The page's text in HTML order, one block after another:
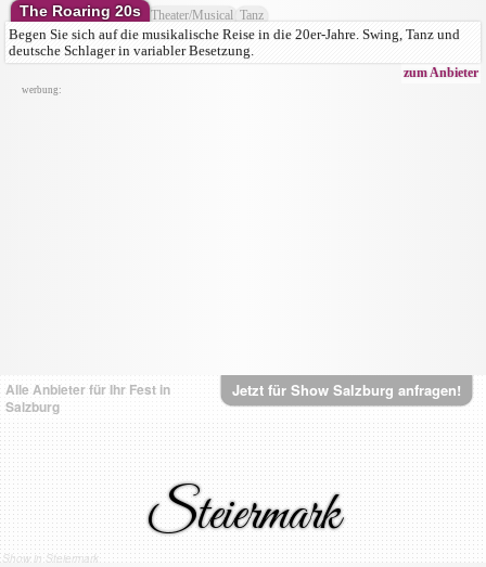
The Roaring 20s Theater/Musical Tanz
Begen Sie sich auf die musikalische Reise in die 20er-Jahre. Swing, Tanz und
deutsche Schlager in variabler Besetzung.
zum Anbieter
werbung:
Jetzt für Show Salzburg anfragen!
Alle Anbieter für Ihr Fest in
Salzburg
Steiermark
Show in Steiermark